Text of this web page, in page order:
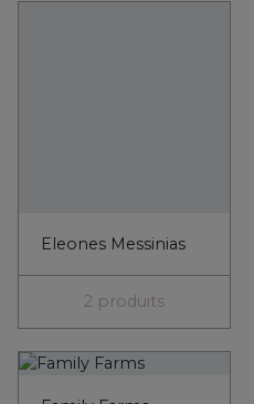
Eleones Messinias
2 produits